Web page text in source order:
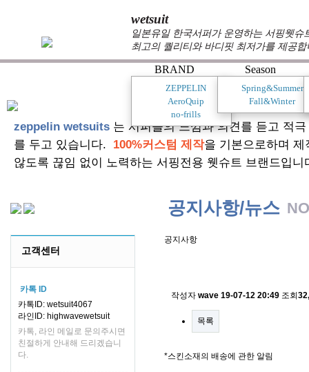
wetsuit
일본유일 한국서퍼가 운영하는 서핑웻
최고의 퀄리티와 바디핏 최저가를 제공합
BRAND
ZEPPELIN
AeroQuip
no-frills
Season
Spring&Summer
Fall&Winter
zeppelin wetsuits 는 서퍼들의 느낌과 의견를 듣고 적
를 두고 있습니다. 100%커스텀 제작을 기본으로하며
않도록 끊임 없이 노력하는 서핑전용 웻슈트 브랜드입니
고객센터
카톡 ID
카톡ID: wetsuit4067
라인ID: highwavewetsuit
카톡, 라인 메일로 문의주시면
친절하게 안내해 드리겠습니
다.
공지사항/뉴스
공지사항
작성자 wave 19-07-12 20:49 조회
목록
*스킨소재의 배송에 관한 알림